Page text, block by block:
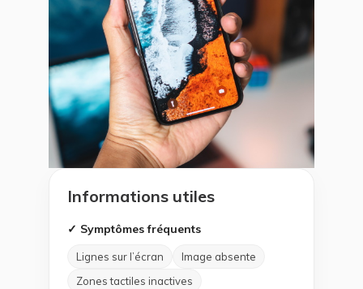
Informations utiles
✓ Symptômes fréquents
Lignes sur l’écran
Image absente
Zones tactiles inactives